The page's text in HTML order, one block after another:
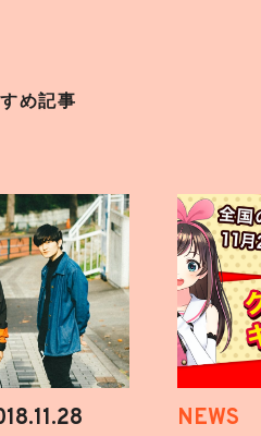
め記事
NEWS